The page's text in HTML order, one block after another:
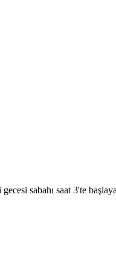
sabahı saat 3'te